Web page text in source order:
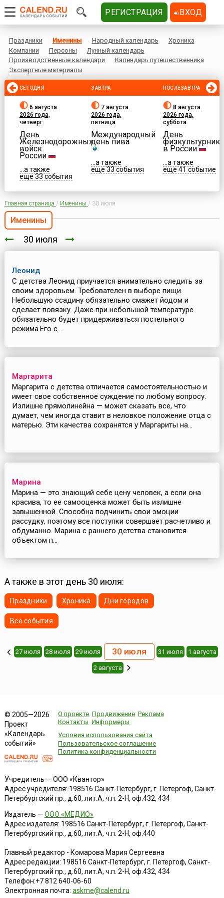
Праздники Именины Народный календарь
Хроника
Компании
Персоны
Лунный календарь
Производственные календари
Календарь путешественника
Экспертные материалы
СЕГОДНЯ
6 августа
2026 года,
четверг
День
Железнодорожных
войск
России
...а также
еще 33 события
ЗАВТРА
7 августа
2026 года,
пятница
Международный
день пива
...а также
еще 33 события
ПОСЛЕЗАВТРА
8 августа
2026 года,
суббота
День
физкультурника
в России
...а также
еще 41 событие
Главная страница / Именины / 30 июля
Именины
30 июля
Леонид
С детства Леонид приучается внимательно следить за
своим здоровьем. Требователен в выборе пищи.
Небольшую ссадину обязательно смажет йодом и
сделает повязку. Даже при небольшой температуре
обязательно будет придерживаться постельного
режима.Его с...
Маргарита
Маргарита с детства отличается самостоятельностью и
имеет свое собственное суждение по любому вопросу.
Излишне прямолинейна — может сказать все, что
думает, чем иногда ставит в неловкое положение отца с
матерью. Эти качества сохранятся у Маргариты на...
Марина
Марина — это знающий себе цену человек, а если она
красива, то ее самооценка может быть излишне
завышенной. Способна подчинить свои эмоции
рассудку, поэтому все поступки совершает расчетливо и
обдуманно. Марина с раннего детства становится
объектом п...
А также в этот день 30 июля:
Праздники Хроника Дни городов
Все события
27 июля 28 июля 29 июля 30 июля 31 июля 1 августа
2 августа
© 2005—2026
Проект
«Календарь
событий»
О проекте Продвижение Реклама
Контакты Информеры
Условия использования сайта
Пользовательское соглашение
Политика конфиденциальности
Учредитель — ООО «Квантор»
Адрес учредителя: 198516 Санкт-Петербург, г. Петергоф, Санкт-
Петербургский пр., д.60, лит.А, ч.п. 2-Н, оф.432, 434
Издатель — ООО «МЕДИО»
Адрес издателя: 198516 Санкт-Петербург, г. Петергоф, Санкт-
Петербургский пр., д.60, лит.А, ч.п. 2-Н, оф.440
Главный редактор - Комарова Мария Сергеевна
Адрес редакции: 198516 Санкт-Петербург, г. Петергоф, Санкт-
Петербургский пр., д.60, лит.А, ч.п. 2-Н, оф.432, 434
Телефон:+7 812 640-06-60
Электронная почта: askme@calend.ru
РЕГИСТРАЦИЯ ВХОД